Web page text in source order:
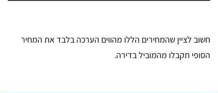
חשוב לציין שהמחירים הללו מהווים הערכה בלבד את המחיר
הסופי תקבלו מהמוביל בדירה.